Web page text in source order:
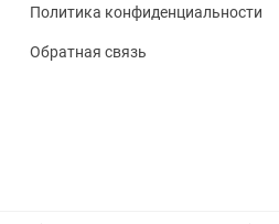
Политика конфиденциальности
Обратная связь